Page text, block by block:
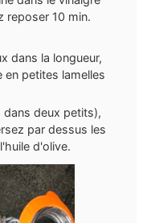
reposer 10 min.
dans la longueur,
petites lamelles
dans deux petits),
par dessus les
d'olive.